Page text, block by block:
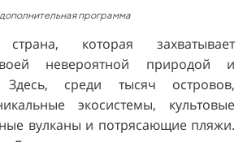
программа
которая захватывает
невероятной природой и
Здесь, среди тысяч островов,
экосистемы, культовые
вулканы и потрясающие пляжи.